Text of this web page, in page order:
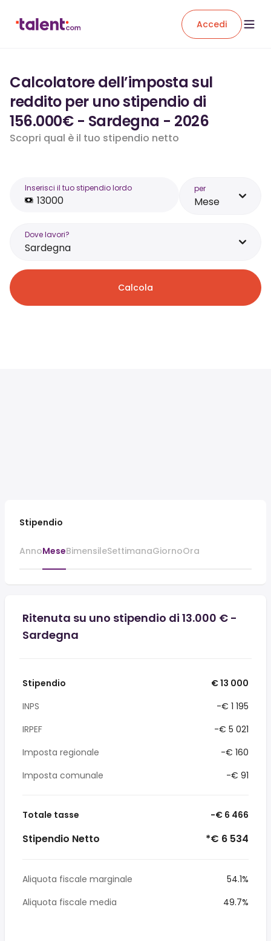
Accedi
Calcolatore dell’imposta sul
reddito per uno stipendio di
156.000€ - Sardegna - 2026
Scopri qual è il tuo stipendio netto
Inserisci il tuo stipendio lordo per
Mese
Dove lavori?
Sardegna
Calcola
Stipendio
AnnoMeseBimensileSettimanaGiornoOra
Ritenuta su uno stipendio di 13.000 € -
Sardegna
Stipendio
€ 13 000
INPS
-€ 1 195
IRPEF
-€ 5 021
Imposta regionale
-€ 160
Imposta comunale
-€ 91
Totale tasse -€ 6 466
Stipendio Netto *€ 6 534
Aliquota fiscale marginale
54.1%
Aliquota fiscale media
49.7%